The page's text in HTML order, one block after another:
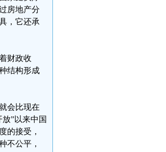
房地产分
，它还承
财政收
结构形成
会比现在
”以来中国
的接受，
不公平，